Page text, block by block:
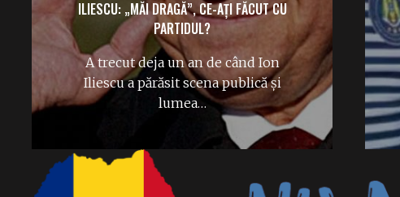
ILIESCU: „MĂI DRAGĂ”, CE-AȚI FĂCUT CU
PARTIDUL?
A trecut deja un an de când Ion
Iliescu a părăsit scena publică și
lumea…